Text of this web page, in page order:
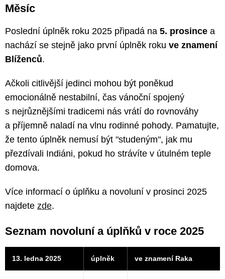
Měsíc
Poslední úplněk roku 2025 připadá na 5. prosince a
nachází se stejně jako první úplněk roku ve znamení
Blíženců.
Ačkoli citlivější jedinci mohou být poněkud
emocionálně nestabilní, čas vánoční spojený
s nejrůznějšími tradicemi nás vrátí do rovnováhy
a příjemně naladí na vlnu rodinné pohody. Pamatujte,
že tento úplněk nemusí být "studeným", jak mu
přezdívali Indiáni, pokud ho strávíte v útulném teple
domova.
Více informací o úplňku a novoluní v prosinci 2025
najdete zde.
Seznam novoluní a úplňků v roce 2025
13. ledna 2025 úplněk ve znamení Raka